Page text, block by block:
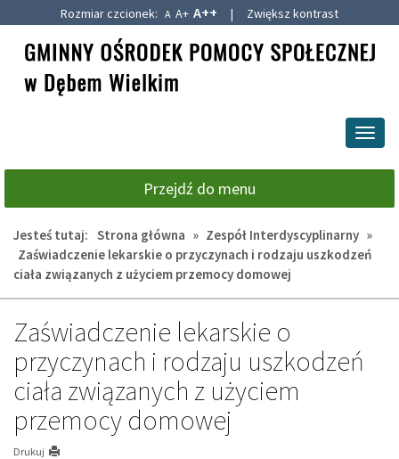
treści
Rozmiar czcionek: A A+ A++ | Zwiększ kontrast
Przejdź do menu
Jesteś tutaj: Strona główna » Zespół Interdyscyplinarny »
Zaświadczenie lekarskie o przyczynach i rodzaju uszkodzeń
ciała związanych z użyciem przemocy domowej
Zaświadczenie lekarskie o
przyczynach i rodzaju uszkodzeń
ciała związanych z użyciem
przemocy domowej
Drukuj